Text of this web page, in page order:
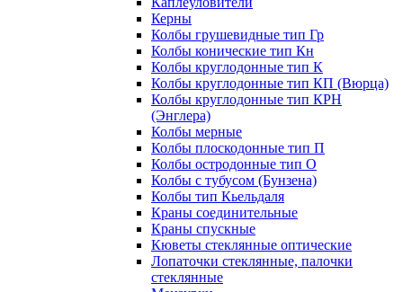
Керны
Колбы грушевидные тип Гр
Колбы конические тип Кн
Колбы круглодонные тип К
Колбы круглодонные тип КП (Вюрца)
Колбы круглодонные тип КРН
(Энглера)
Колбы мерные
Колбы плоскодонные тип П
Колбы остродонные тип О
Колбы с тубусом (Бунзена)
Колбы тип Кьельдаля
Краны соединительные
Краны спускные
Кюветы стеклянные оптические
Лопаточки стеклянные, палочки
стеклянные